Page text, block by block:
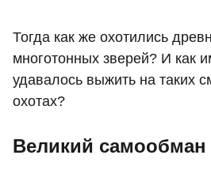
Тогда как же охотились
многотонных зверей? И как
удавалось выжить на таких
охотах?
Великий самообман